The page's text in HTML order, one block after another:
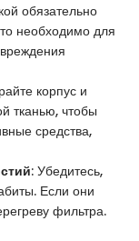
обязательно
необходимо для
корпус и
тканью, чтобы
средства,
: Убедитесь,
Если они
фильтра.